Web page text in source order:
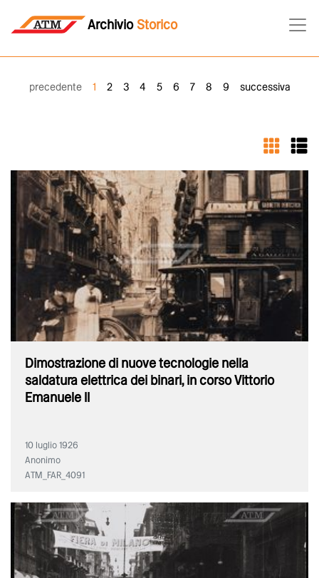
Archivio Storico
precedente 1 2 3 4 5 6 7 8 9 successiva
Dimostrazione di nuove tecnologie nella
saldatura elettrica dei binari, in corso Vittorio
Emanuele II
10 luglio 1926
Anonimo
ATM_FAR_4091